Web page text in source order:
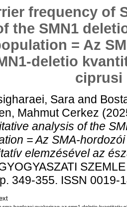
frequency of
the SMN1
= Az
deletio
ciprusi
Sara and
Mahmut Cerkez
analysis of the
= Az SMA-
elemzésével az
349-355. ISSN 0019-